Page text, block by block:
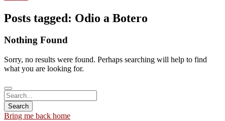
Posts tagged: Odio a Botero
Nothing Found
Sorry, no results were found. Perhaps searching will help to find
what you are looking for.
Bring me back home